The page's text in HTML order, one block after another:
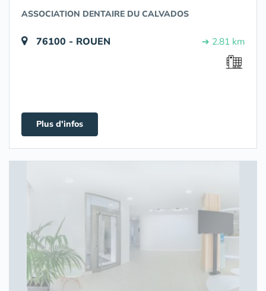
ASSOCIATION DENTAIRE DU CALVADOS
76100 - ROUEN ➔ 2.81 km
Plus d'infos